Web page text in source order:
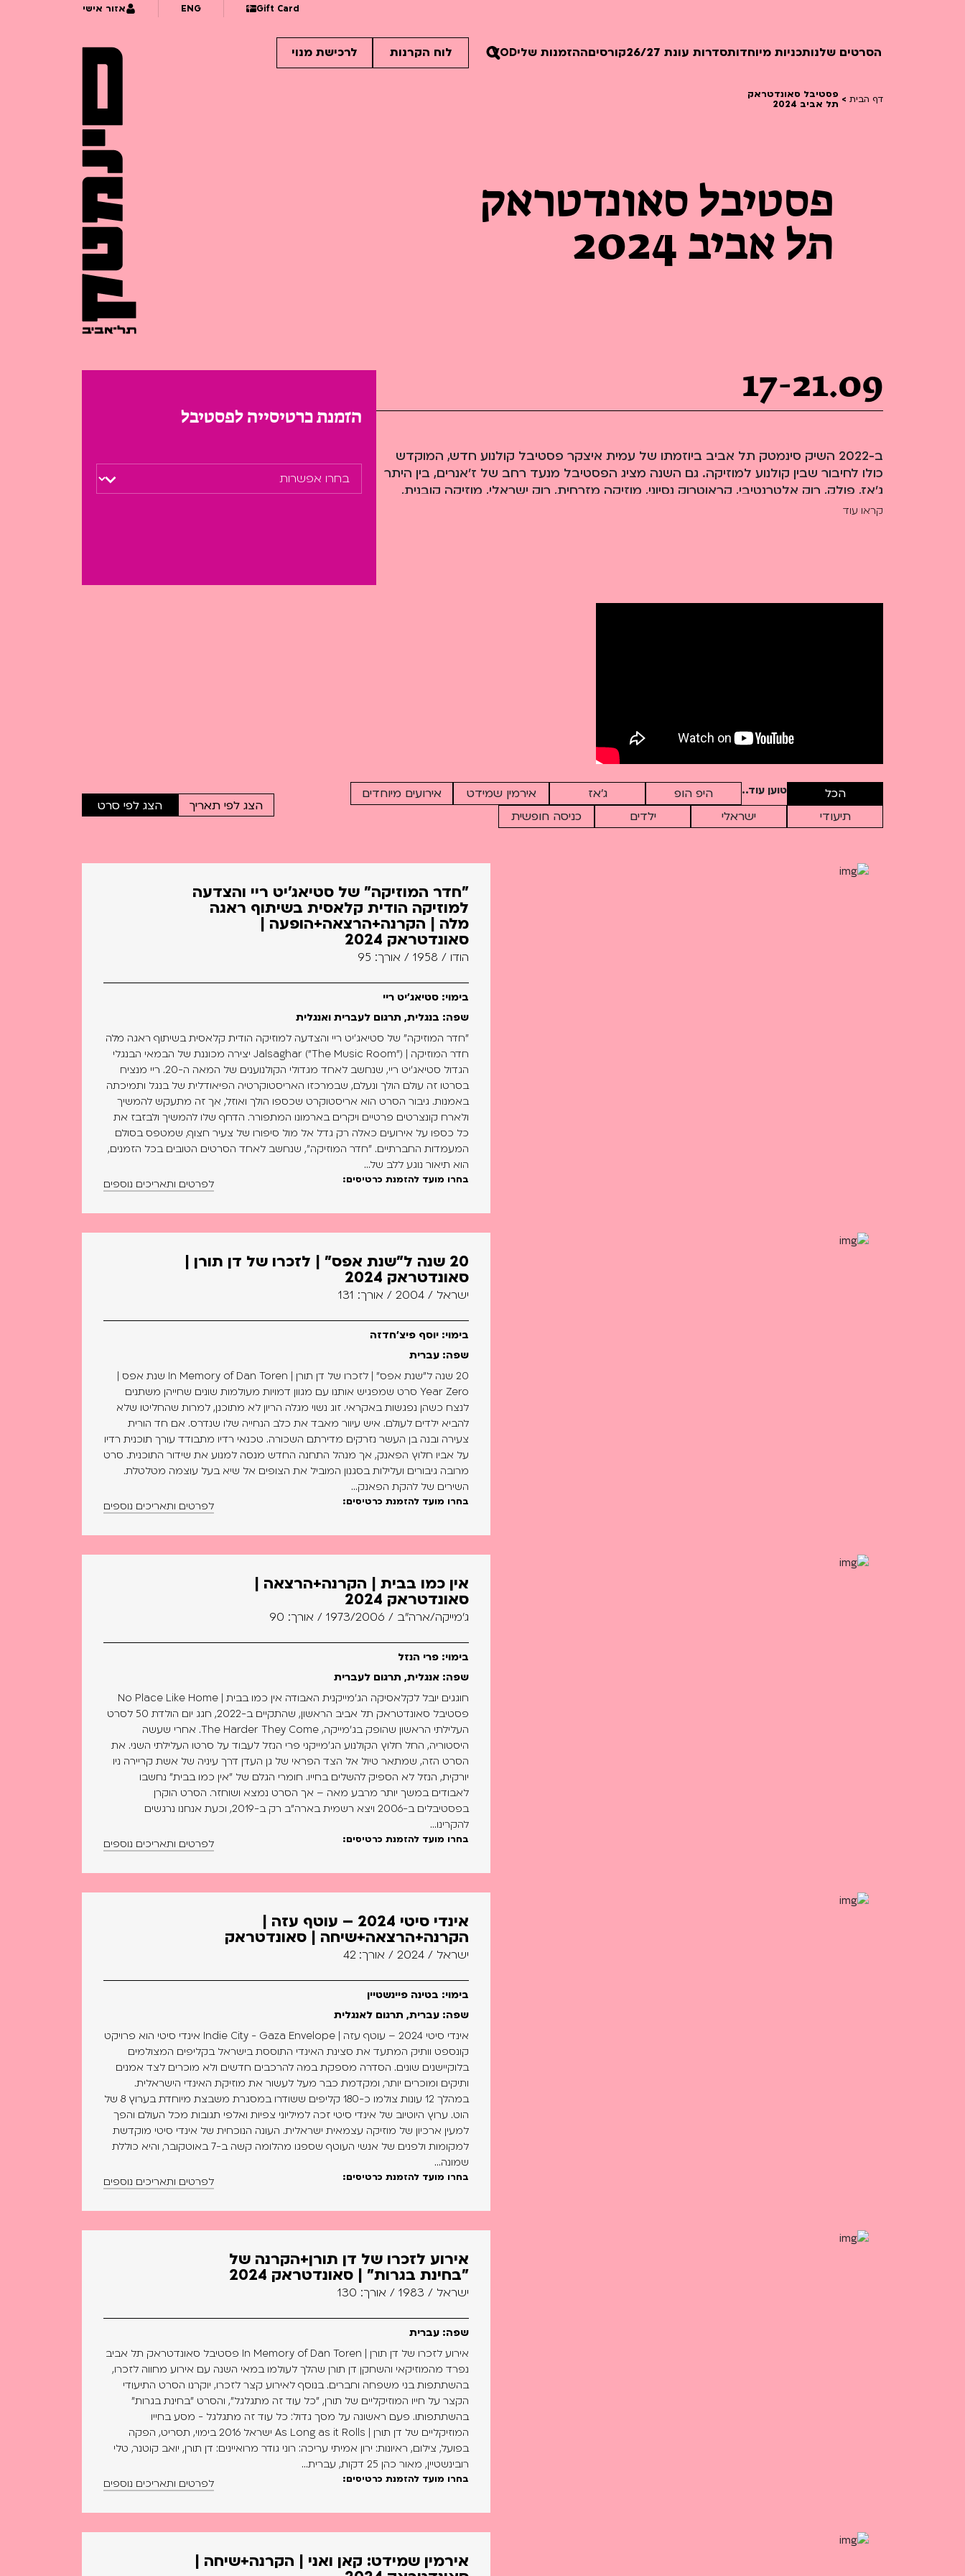
Gift Card
ENG אזור אישי
הסרטים שלנו
לילדים ולכל המשפחה
הקרנות על פופים
מועדון אנגלית לקטנטנים
מועדון אנגלית לכל המשפחה
תכניות מיוחדותסדרות עונת 26/27 קורסיםההזמנות שליVOD לוח הקרנות לרכישת מנוי
דף הבית > פסטיבל סאונדטראק
תל אביב 2024
פסטיבל סאונדטראק
תל אביב 2024
17-21.09
ב-2022 השיק סינמטק תל אביב ביוזמתו של עמית איצקר פסטיבל קולנוע חדש, המוקדש
כולו לחיבור שבין קולנוע למוזיקה. גם השנה מציג הפסטיבל מנעד רחב של ז'אנרים, בין היתר
ג'אז, פולק, רוק אלטרנטיבי, קראוטרוק נסיוני, מוזיקה מזרחית, רוק ישראלי, מוזיקה קובנית,
מוזיקה הודית קלאסית, רגאיי ועוד. הז'אנר שאנחנו מתמקדים בו השנה יותר מכל הוא ההיפ
ניהול אמנותי: ישיב כהן ודנה קסלר
קראו עוד
הזמנת כרטיסייה לפסטיבל
הכל טוען עוד.. היפ הופ ג'אז אירמין שמידט
אירועים מיוחדים
תיעודי
ישראלי ילדים כניסה חופשית
הצג לפי תאריך הצג לפי סרט
"חדר המוזיקה" של סטיאג'יט ריי והצדעה
למוזיקה הודית קלאסית בשיתוף ראגה
מלה | הקרנה+הרצאה+הופעה |
סאונדטראק 2024
הודו / 1958 / אורך: 95
בימוי: סטיאג'יט ריי
שפה: בנגלית, תרגום לעברית ואנגלית
"חדר המוזיקה" של סטיאג'יט ריי והצדעה למוזיקה הודית קלאסית בשיתוף ראגה מלה
חדר המוזיקה | Jalsaghar ("The Music Room") יצירה מכוננת של הבמאי הבנגלי
הגדול סטיאג'יט ריי, שנחשב לאחד מגדולי הקולנוענים של המאה ה-20. ריי מנציח
בסרטו זה עולם הולך ונעלם, שבמרכזו האריסטוקרטיה הפיאודלית של בנגל ותמיכתה
באמנות. גיבור הסרט הוא אריסטוקרט שכספו הולך ואוזל, אך זה מתעקש להמשיך
ולארח קונצרטים פרטיים ויקרים בארמונו המתפורר. הדחף שלו להמשיך ולבזבז את
כל כספו על אירועים כאלה רק גדל אל מול סיפורו של צעיר חצוף, שמטפס בסולם
המעמדות החברתיים. "חדר המוזיקה", שנחשב לאחד הסרטים הטובים בכל הזמנים,
הוא תיאור נוגע ללב של...
בחרו מועד להזמנת כרטיסים: לפרטים ותאריכים נוספים
20 שנה ל"שנת אפס" | לזכרו של דן תורן |
סאונדטראק 2024
ישראל / 2004 / אורך: 131
בימוי: יוסף פיצ'חדזה
שפה: עברית
20 שנה ל"שנת אפס" | לזכרו של דן תורן | In Memory of Dan Toren שנת אפס |
Year Zero סרט שמפגיש אותנו עם מגוון דמויות מעולמות שונים שחייהן משתנים
לנצח כשהן נפגשות באקראי. זוג נשוי מגלה הריון לא מתוכנן, למרות שהחליטו שלא
להביא ילדים לעולם. איש עיוור מאבד את כלב הנחייה שלו שנדרס. אם חד הורית
צעירה ובנה בן העשר נזרקים מדירתם השכורה. טכנאי רדיו מתבודד עורך תוכנית רדיו
על אביו חלוץ הפאנק, אך מנהל התחנה החדש מנסה למנוע את שידור התוכנית. סרט
מרובה גיבורים ועלילות בסגנון המוביל את הצופים אל שיא בעל עוצמה מטלטלת.
השירים של להקת הפאנק...
בחרו מועד להזמנת כרטיסים: לפרטים ותאריכים נוספים
אין כמו בבית | הקרנה+הרצאה |
סאונדטראק 2024
ג'מייקה/ארה"ב / 1973/2006 / אורך: 90
בימוי: פרי הנזל
שפה: אנגלית, תרגום לעברית
חוגגים יובל לקלאסיקה הג'מייקנית האבודה אין כמו בבית | No Place Like Home
פסטיבל סאונדטראק תל אביב הראשון, שהתקיים ב-2022, חגג יום הולדת 50 לסרט
העלילתי הראשון שהופק בג'מייקה, The Harder They Come. אחרי שעשה
היסטוריה, החל חלוץ הקולנוע הג'מייקני פרי הנזל לעבוד על סרטו העלילתי השני. את
הסרט הזה, שמתאר טיול אל הצד הפראי של גן העדן דרך עיניה של אשת קריירה ניו
יורקית, הנזל לא הספיק להשלים בחייו. חומרי הגלם של "אין כמו בבית" נחשבו
לאבודים במשך יותר מרבע מאה – אך הסרט נמצא ושוחזר. הסרט הוקרן
בפסטיבלים ב-2006 ויצא רשמית בארה"ב רק ב-2019, וכעת אנחנו נרגשים
להקרינו...
בחרו מועד להזמנת כרטיסים: לפרטים ותאריכים נוספים
אינדי סיטי 2024 – עוטף עזה |
הקרנה+הרצאה+שיחה | סאונדטראק
ישראל / 2024 / אורך: 42
בימוי: בטינה פיינשטיין
שפה: עברית, תרגום לאנגלית
אינדי סיטי 2024 – עוטף עזה | Indie City - Gaza Envelope אינדי סיטי הוא פרויקט
קונספט וותיק המתעד את סצינת האינדי התוססת בישראל בקליפים המצולמים
בלוקיישנים שונים. הסדרה מספקת במה להרכבים חדשים ולא מוכרים לצד אמנים
ותיקים ומוכרים יותר, ומקדמת כבר מעל לעשור את מוזיקת האינדי הישראלית.
במהלך 12 עונות צולמו כ-180 קליפים ששודרו במסגרת משבצת מיוחדת בערוץ 8 של
הוט. ערוץ היוטיוב של אינדי סיטי זכה למיליוני צפיות ואלפי תגובות מכל העולם והפך
למעין ארכיון של מוזיקה עצמאית ישראלית. העונה הנוכחית של אינדי סיטי מוקדשת
למקומות ולפנים של אנשי העוטף שספגו מהלומה קשה ב-7 באוטקובר, והיא כוללת
שמונה...
בחרו מועד להזמנת כרטיסים: לפרטים ותאריכים נוספים
אירוע לזכרו של דן תורן+הקרנה של
"בחינת בגרות" | סאונדטראק 2024
ישראל / 1983 / אורך: 130
שפה: עברית
אירוע לזכרו של דן תורן | In Memory of Dan Toren פסטיבל סאונדטראק תל אביב
נפרד מהמוזיקאי והשחקן דן תורן שהלך לעולמו במאי השנה עם אירוע מחווה לזכרו,
בהשתתפות בני משפחה וחברים. בנוסף לאירוע קצר לזכרו, יוקרנו הסרט התיעודי
הקצר על חייו המוזיקליים של תורן, "כל עוד זה מתגלגל", והסרט "בחינת בגרות"
בהשתתפותו. פעם ראשונה על מסך גדול: כל עוד זה מתגלגל - מסע בחייו
המוזיקליים של דן תורן | As Long as it Rolls ישראל 2016 בימוי, תסריט, הפקה
בפועל, צילום, ראיונות: ירון אמיתי עריכה: רוני גודר מרואיינים: דן תורן, יואב קוטנר, טלי
רובינשטיין, מאור כהן 25 דקות, עברית...
בחרו מועד להזמנת כרטיסים: לפרטים ותאריכים נוספים
אירמין שמידט: קאן ואני | הקרנה+שיחה |